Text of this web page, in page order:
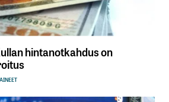
hintanotkahdus on